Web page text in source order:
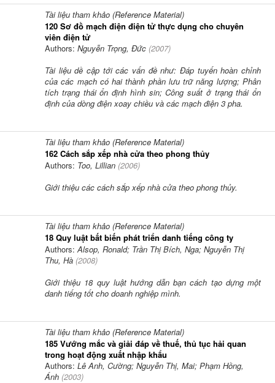
Tài liệu tham khảo (Reference Material)
120 Sơ đồ mạch điện điện tử thực dụng cho chuyên
viên điện tử
Authors: Nguyễn Trọng, Đức (2007)
Tài liệu dề cập tới các vấn đề như: Đáp tuyến hoàn chỉnh
của các mạch có hai thành phần lưu trữ năng lượng; Phân
tích trạng thái ổn định hình sin; Công suất ở trạng thái ổn
định của dòng điện xoay chiều và các mạch điện 3 pha.
Tài liệu tham khảo (Reference Material)
162 Cách sắp xếp nhà cửa theo phong thủy
Authors: Too, Lillian (2006)
Giới thiệu các cách sắp xếp nhà cửa theo phong thủy.
Tài liệu tham khảo (Reference Material)
18 Quy luật bất biến phát triển danh tiếng công ty
Authors:Alsop, Ronald; Trần Thị Bích, Nga; Nguyễn Thị
Thu, Hà (2008)
Giới thiệu 18 quy luật hướng dẫn bạn cách tạo dựng một
danh tiếng tốt cho doanh nghiệp mình.
Tài liệu tham khảo (Reference Material)
185 Vướng mắc và giải đáp về thuế, thủ tục hải quan
trong hoạt động xuất nhập khẩu
Authors: Lê Anh, Cường; Nguyễn Thị, Mai; Phạm Hồng,
Ánh (2003)